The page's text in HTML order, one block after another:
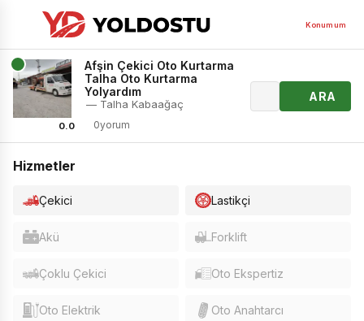
Konumum
0.0
Afşin Çekici Oto Kurtarma
Talha Oto Kurtarma
Yolyardım
— Talha Kabaağaç
0yorum
ARA
Hizmetler
Çekici Lastikçi
Akü Forklift
Çoklu Çekici Oto Ekspertiz
Oto Elektrik Oto Anahtarcı